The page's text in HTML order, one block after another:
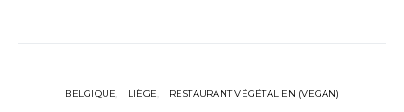
BELGIQUE LIÈGE RESTAURANT VÉGÉTALIEN (VEGAN)